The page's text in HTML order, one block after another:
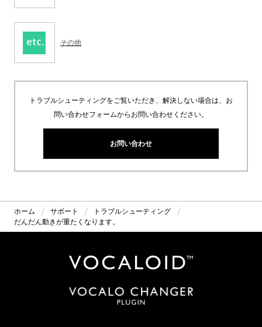
その他
トラブルシューティングをご覧いただき、解決しない場合は、お
問い合わせフォームからお問い合わせください。
お問い合わせ
ホーム サポート
トラブルシューティング
だんだん動きが重たくなります。